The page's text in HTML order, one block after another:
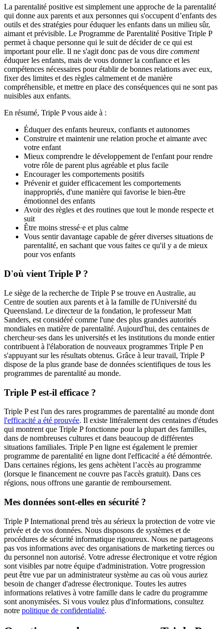
La parentalité positive est simplement une approche de la parentalité
qui donne aux parents et aux personnes qui s'occupent d’enfants des
outils et des stratégies pour éduquer les enfants dans un milieu sûr,
aimant et prévisible. Le Programme de Parentalité Positive Triple P
permet à chaque personne qui le suit de décider de ce qui est
important pour elle. Il ne s'agit donc pas de vous dire comment
éduquer les enfants, mais de vous donner la confiance et les
compétences nécessaires pour établir de bonnes relations avec eux,
fixer des limites et des règles calmement et de manière
compréhensible, et mettre en place des conséquences qui ne sont pas
nuisibles aux enfants.
En résumé, Triple P vous aide à :
Éduquer des enfants heureux, confiants et autonomes
Construire et maintenir une relation proche et aimante avec
votre enfant
Mieux comprendre le développement de l'enfant pour rendre
votre rôle de parent plus agréable et plus facile
Encourager les comportements positifs
Prévenir et guider efficacement les comportements
inappropriés, d'une manière qui favorise le bien-être
émotionnel des enfants
Avoir des règles et des routines que tout le monde respecte et
suit
Être moins stressé·e et plus calme
Vous sentir davantage capable de gérer diverses situations de
parentalité, en sachant que vous faites ce qu'il y a de mieux
pour vos enfants
D'où vient Triple P ?
Le siège de la recherche de Triple P se trouve en Australie, au
Centre de soutien aux parents et à la famille de l'Université du
Queensland. Le directeur de la fondation, le professeur Matt
Sanders, est considéré comme l'une des plus grandes autorités
mondiales en matière de parentalité. Aujourd'hui, des centaines de
chercheur·ses dans les universités et les institutions du monde entier
contribuent à l'élaboration de nouveaux programmes Triple P en
s'appuyant sur les résultats obtenus. Grâce à leur travail, Triple P
dispose de la plus grande base de données scientifiques de tous les
programmes de parentalité au monde.
Triple P est-il efficace ?
Triple P est l'un des rares programmes de parentalité au monde dont
l'efficacité a été prouvée. Il existe littéralement des centaines d'études
qui montrent que Triple P fonctionne pour la plupart des familles,
dans de nombreuses cultures et dans beaucoup de différentes
situations familiales. Triple P en ligne est également le premier
programme de parentalité en ligne dont l'efficacité a été démontrée.
Dans certaines régions, les gens achètent l’accès au programme
(lorsque le financement ne couvre pas l'accès gratuit). Dans ces
régions, nous offrons une garantie de remboursement.
Mes données sont-elles en sécurité ?
Triple P International prend très au sérieux la protection de votre vie
privée et de vos données. Nous disposons de systèmes et de
procédures de sécurité informatique rigoureux. Nous ne partageons
pas vos informations avec des organisations de marketing tierces ou
du personnel non autorisé. Votre adresse électronique et votre région
sont visibles par notre équipe d'administration. Votre progression
peut être vue par un administrateur système au cas où vous auriez
besoin de changer d'adresse électronique. Toutes les autres
informations relatives à votre famille dans le cadre du programme
sont anonymisées. Si vous voulez plus d'informations, consultez
notre politique de confidentialité.